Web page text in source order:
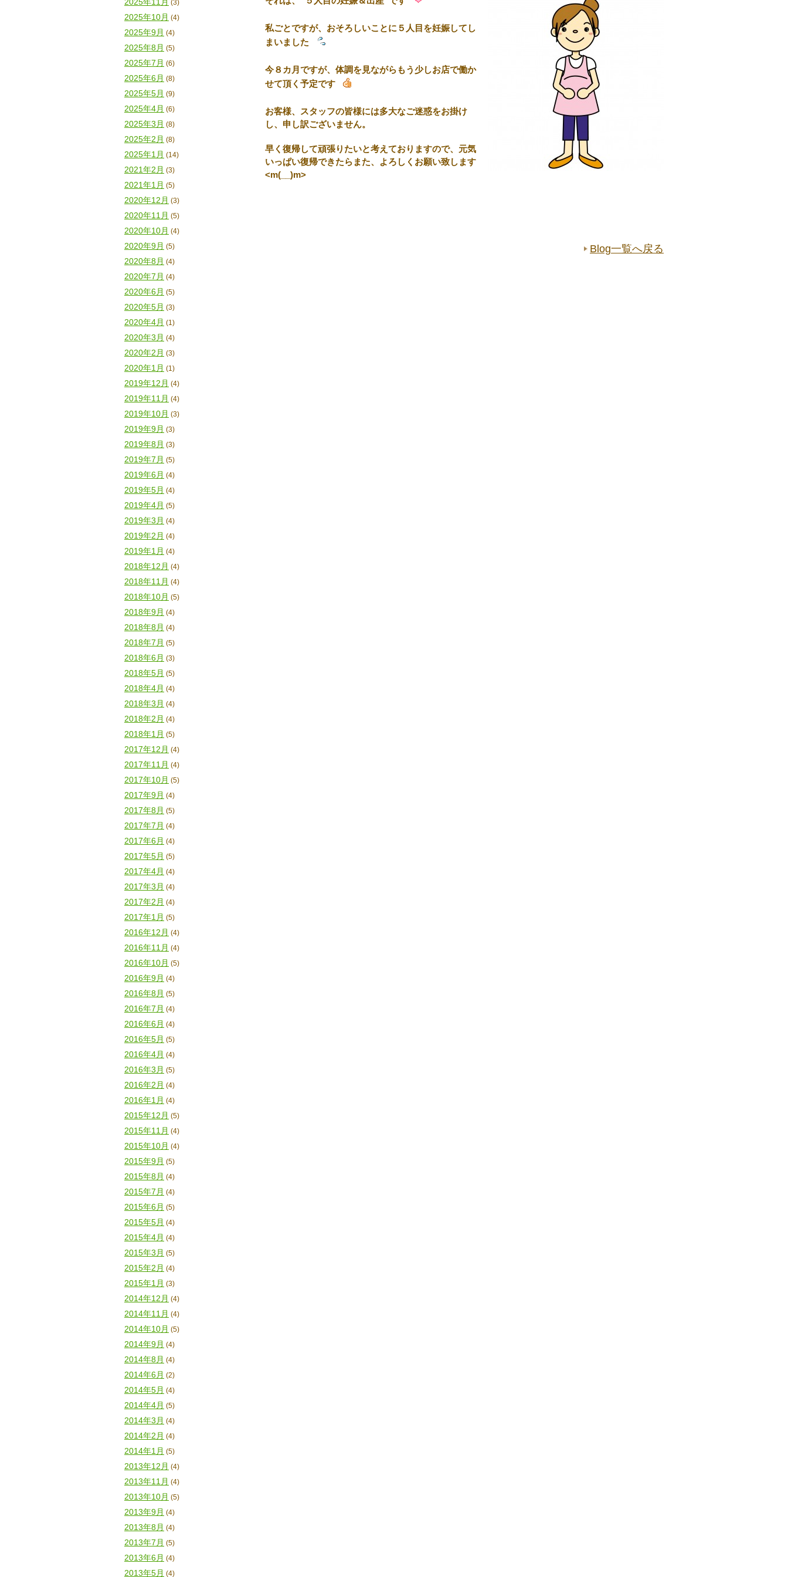
私ごとですが、おそろしいことに５人目を妊娠してし
まいました
今８カ月ですが、体調を見ながらもう少しお店で働か
せて頂く予定です
お客様、スタッフの皆様には多大なご迷惑をお掛け
し、申し訳ございません。
早く復帰して頑張りたいと考えておりますので、元気
いっぱい復帰できたら また、よろしくお願い致します
<m(__)m>
Blog一覧へ戻る
(3)
2025年10月 (4)
2025年9月 (4)
2025年8月 (5)
2025年7月 (6)
2025年6月 (8)
2025年5月 (9)
2025年4月 (6)
2025年3月 (8)
2025年2月 (8)
2025年1月 (14)
2021年2月 (3)
2021年1月 (5)
2020年12月 (3)
2020年11月 (5)
2020年10月 (4)
2020年9月 (5)
2020年8月 (4)
2020年7月 (4)
2020年6月 (5)
2020年5月 (3)
2020年4月 (1)
2020年3月 (4)
2020年2月 (3)
2020年1月 (1)
2019年12月 (4)
2019年11月 (4)
2019年10月 (3)
2019年9月 (3)
2019年8月 (3)
2019年7月 (5)
2019年6月 (4)
2019年5月 (4)
2019年4月 (5)
2019年3月 (4)
2019年2月 (4)
2019年1月 (4)
2018年12月 (4)
2018年11月 (4)
2018年10月 (5)
2018年9月 (4)
2018年8月 (4)
2018年7月 (5)
2018年6月 (3)
2018年5月 (5)
2018年4月 (4)
2018年3月 (4)
2018年2月 (4)
2018年1月 (5)
2017年12月 (4)
2017年11月 (4)
2017年10月 (5)
2017年9月 (4)
2017年8月 (5)
2017年7月 (4)
2017年6月 (4)
2017年5月 (5)
2017年4月 (4)
2017年3月 (4)
2017年2月 (4)
2017年1月 (5)
2016年12月 (4)
2016年11月 (4)
2016年10月 (5)
2016年9月 (4)
2016年8月 (5)
2016年7月 (4)
2016年6月 (4)
2016年5月 (5)
2016年4月 (4)
2016年3月 (5)
2016年2月 (4)
2016年1月 (4)
2015年12月 (5)
2015年11月 (4)
2015年10月 (4)
2015年9月 (5)
2015年8月 (4)
2015年7月 (4)
2015年6月 (5)
2015年5月 (4)
2015年4月 (4)
2015年3月 (5)
2015年2月 (4)
2015年1月 (3)
2014年12月 (4)
2014年11月 (4)
2014年10月 (5)
2014年9月 (4)
2014年8月 (4)
2014年6月 (2)
2014年5月 (4)
2014年4月 (5)
2014年3月 (4)
2014年2月 (4)
2014年1月 (5)
2013年12月 (4)
2013年11月 (4)
2013年10月 (5)
2013年9月 (4)
2013年8月 (4)
2013年7月 (5)
2013年6月 (4)
2013年5月 (4)